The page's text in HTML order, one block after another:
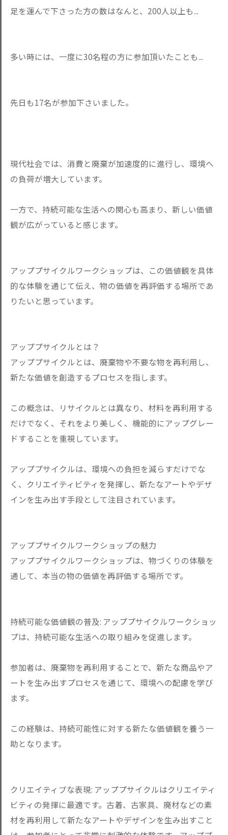
足を運んで下さった方の数はなんと、200人以上も...
多い時には、一度に30名程の方に参加頂いたことも...
先日も17名が参加下さいました。
現代社会では、消費と廃棄が加速度的に進行し、環境へ
の負荷が増大しています。
一方で、持続可能な生活への関心も高まり、新しい価値
観が広がっていると感じます。
アッププサイクルワークショップは、この価値観を具体
的な体験を通じて伝え、物の価値を再評価する場所であ
りたいと思っています。
アッププサイクルとは？
アッププサイクルとは、廃棄物や不要な物を再利用し、
新たな価値を創造するプロセスを指します。
この概念は、リサイクルとは異なり、材料を再利用する
だけでなく、それをより美しく、機能的にアップグレー
ドすることを重視しています。
アッププサイクルは、環境への負担を減らすだけでな
く、クリエイティビティを発揮し、新たなアートやデザ
インを生み出す手段として注目されています。
アッププサイクルワークショップの魅力
アッププサイクルワークショップは、物づくりの体験を
通して、本当の物の価値を再評価する場所です。
持続可能な価値観の普及: アッププサイクルワークショッ
プは、持続可能な生活への取り組みを促進します。
参加者は、廃棄物を再利用することで、新たな商品やア
ートを生み出すプロセスを通じて、環境への配慮を学び
ます。
この経験は、持続可能性に対する新たな価値観を養う一
助となります。
クリエイティブな表現: アッププサイクルはクリエイティ
ビティの発揮に最適です。古着、古家具、廃材などの素
材を再利用して新たなアートやデザインを生み出すこと